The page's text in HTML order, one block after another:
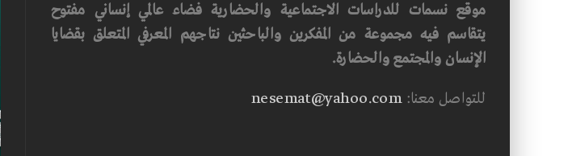
موقع نسمات للدراسات الاجتماعية والحضارية فضاء عالمي إنساني مفتوح
يتقاسم فيه مجموعة من المفكرين والباحثين نتاجهم المعرفي المتعلق بقضايا
الإنسان والمجتمع والحضارة.
للتواصل معنا:nesemat@yahoo.com